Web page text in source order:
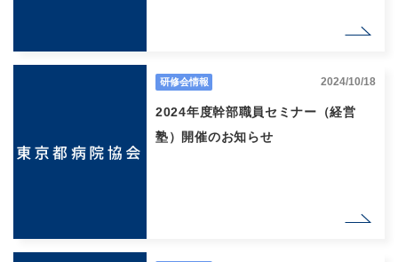
研修会情報 2024/10/18
2024年度幹部職員セミナー（経営
塾）開催のお知らせ